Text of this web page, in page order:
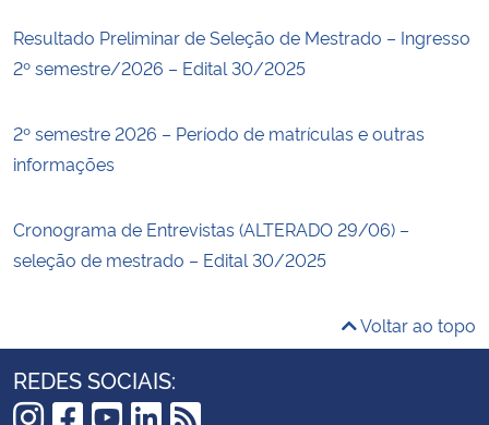
Resultado Preliminar de Seleção de Mestrado – Ingresso
2º semestre/2026 – Edital 30/2025
2º semestre 2026 – Período de matrículas e outras
informações
Cronograma de Entrevistas (ALTERADO 29/06) –
seleção de mestrado – Edital 30/2025
Voltar ao topo
REDES SOCIAIS: